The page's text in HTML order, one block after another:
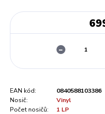
EAN kód:
0840588103386
Nosič:
Vinyl
Počet nosičů:
1 LP